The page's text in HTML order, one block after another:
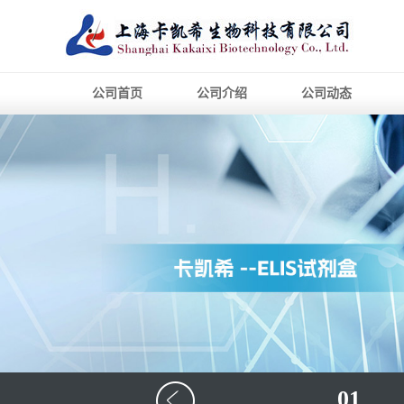
公司首页 公司介绍 公司动态